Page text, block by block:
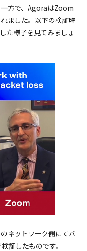
一方で、AgoraはZoom
ました。以下の検証時
た様子を見てみましょ
ネットワーク側にてパ
証したものです。